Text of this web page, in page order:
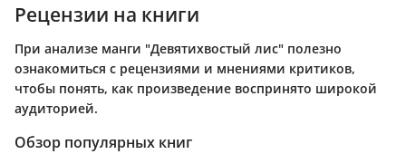
Рецензии на книги
При анализе манги "Девятихвостый лис" полезно
ознакомиться с рецензиями и мнениями критиков,
чтобы понять, как произведение воспринято широкой
аудиторией.
Обзор популярных книг